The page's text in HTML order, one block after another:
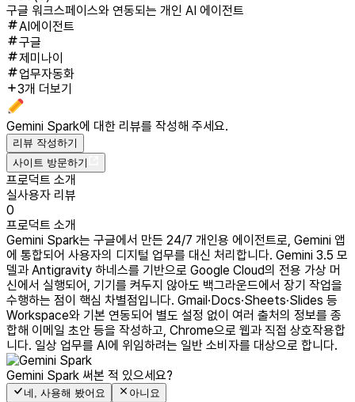
구글 워크스페이스와 연동되는 개인 AI 에이전트
AI에이전트
구글
제미나이
업무자동화
3개 더보기
Gemini Spark에 대한 리뷰를 작성해 주세요.
리뷰 작성하기
사이트 방문하기
프로덕트 소개
실사용자 리뷰
0
프로덕트 소개
Gemini Spark는 구글에서 만든 24/7 개인용 에이전트로, Gemini 앱
에 통합되어 사용자의 디지털 업무를 대신 처리합니다. Gemini 3.5 모
델과 Antigravity 하네스를 기반으로 Google Cloud의 전용 가상 머
신에서 실행되어, 기기를 켜두지 않아도 백그라운드에서 장기 작업을
수행하는 점이 핵심 차별점입니다. Gmail·Docs·Sheets·Slides 등
Workspace와 기본 연동되어 별도 설정 없이 여러 출처의 정보를 종
합해 이메일 초안 등을 작성하고, Chrome으로 웹과 직접 상호작용합
니다. 일상 업무를 AI에 위임하려는 일반 소비자를 대상으로 합니다.
Gemini Spark 써본 적 있으세요?
네, 사용해 봤어요 아니요